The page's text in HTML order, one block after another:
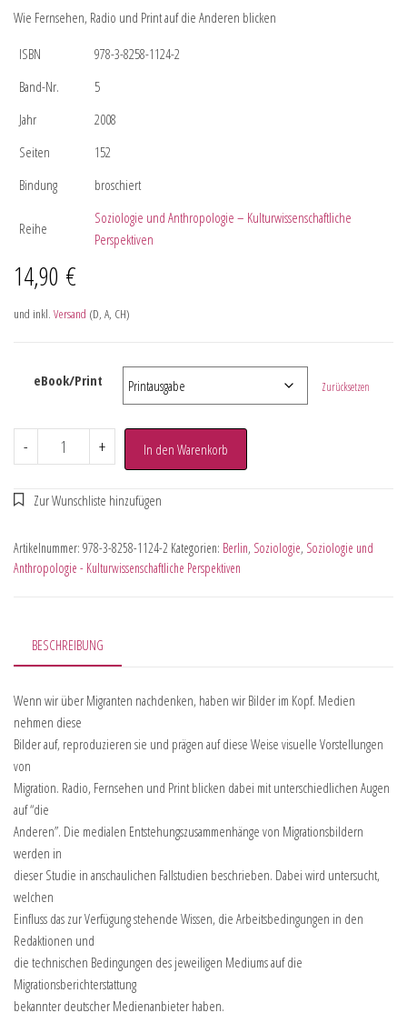
Wie Fernsehen, Radio und Print auf die Anderen blicken
ISBN
978-3-8258-1124-2
Band-Nr.
5
Jahr
2008
Seiten
152
Bindung
broschiert
Reihe
Soziologie und Anthropologie – Kulturwissenschaftliche
Perspektiven
14,90 €
und inkl. Versand (D, A, CH)
eBook/Print Zurücksetzen
- + In den Warenkorb
Artikelnummer: 978-3-8258-1124-2 Kategorien: Berlin, Soziologie, Soziologie und
Anthropologie - Kulturwissenschaftliche Perspektiven
BESCHREIBUNG
Wenn wir über Migranten nachdenken, haben wir Bilder im Kopf. Medien
nehmen diese
Bilder auf, reproduzieren sie und prägen auf diese Weise visuelle Vorstellungen
von
Migration. Radio, Fernsehen und Print blicken dabei mit unterschiedlichen Augen
auf “die
Anderen”. Die medialen Entstehungszusammenhänge von Migrationsbildern
werden in
dieser Studie in anschaulichen Fallstudien beschrieben. Dabei wird untersucht,
welchen
Einfluss das zur Verfügung stehende Wissen, die Arbeitsbedingungen in den
Redaktionen und
die technischen Bedingungen des jeweiligen Mediums auf die
Migrationsberichterstattung
bekannter deutscher Medienanbieter haben.